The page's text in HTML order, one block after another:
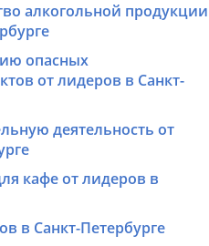
алкогольной продукции
опасных
от лидеров в Санкт-
деятельность от
кафе от лидеров в
в Санкт-Петербурге